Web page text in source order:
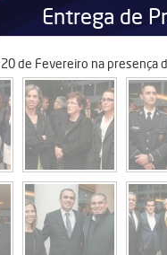
Entrega de
de Fevereiro na presença